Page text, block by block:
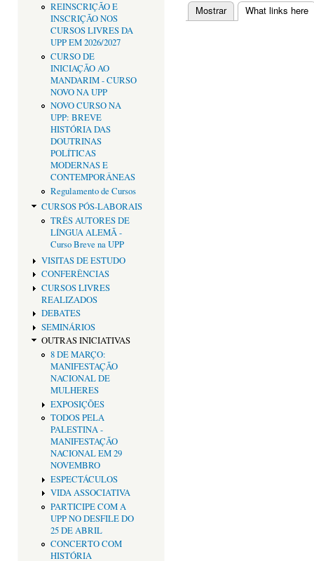
REINSCRIÇÃO E
INSCRIÇÃO NOS
CURSOS LIVRES DA
UPP EM 2026/2027
CURSO DE
INICIAÇÃO AO
MANDARIM - CURSO
NOVO NA UPP
NOVO CURSO NA
UPP: BREVE
HISTÓRIA DAS
DOUTRINAS
POLÍTICAS
MODERNAS E
CONTEMPORÂNEAS
Regulamento de Cursos
CURSOS PÓS-LABORAIS
TRÊS AUTORES DE
LÍNGUA ALEMÃ -
Curso Breve na UPP
VISITAS DE ESTUDO
CONFERÊNCIAS
CURSOS LIVRES
REALIZADOS
DEBATES
SEMINÁRIOS
OUTRAS INICIATIVAS
8 DE MARÇO:
MANIFESTAÇÃO
NACIONAL DE
MULHERES
EXPOSIÇÕES
TODOS PELA
PALESTINA -
MANIFESTAÇÃO
NACIONAL EM 29
NOVEMBRO
ESPECTÁCULOS
VIDA ASSOCIATIVA
PARTICIPE COM A
UPP NO DESFILE DO
25 DE ABRIL
CONCERTO COM
HISTÓRIA
Separadores
Mostrar What links here